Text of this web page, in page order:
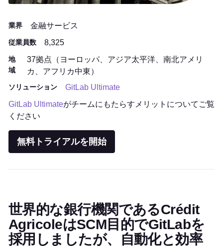
業界 金融サービス
従業員数 8,325
地
域
37拠点（ヨーロッパ、アジア太平洋、南北アメリ
カ、アフリカ中東）
ソリューション
GitLab Ultimate
GitLab Ultimateがチームにもたらすメリットについてご覧
ください
無料トライアルを開始
世界的な銀行機関であるCrédit
AgricoleはSCM目的でGitLabを
採用しましたが、自動化と効率